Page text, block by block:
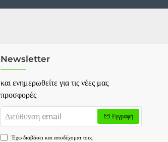
Newsletter
και ενημερωθείτε για τις νέες μας
προσφορές
Διεύθυνση
email
Εγγραφή
Έχω διαβάσει και αποδέχομαι τους